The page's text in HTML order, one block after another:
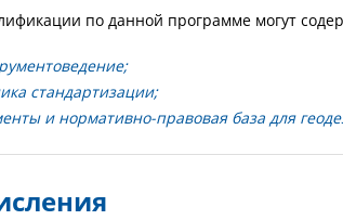
по данной программе могут
стандартизации;
и нормативно-правовая база для